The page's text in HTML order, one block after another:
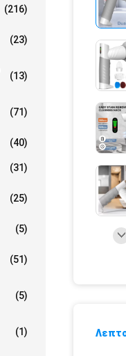
(216)
(23)
(13)
(71)
(40)
(31)
(25)
(5)
(51)
(5)
(1)